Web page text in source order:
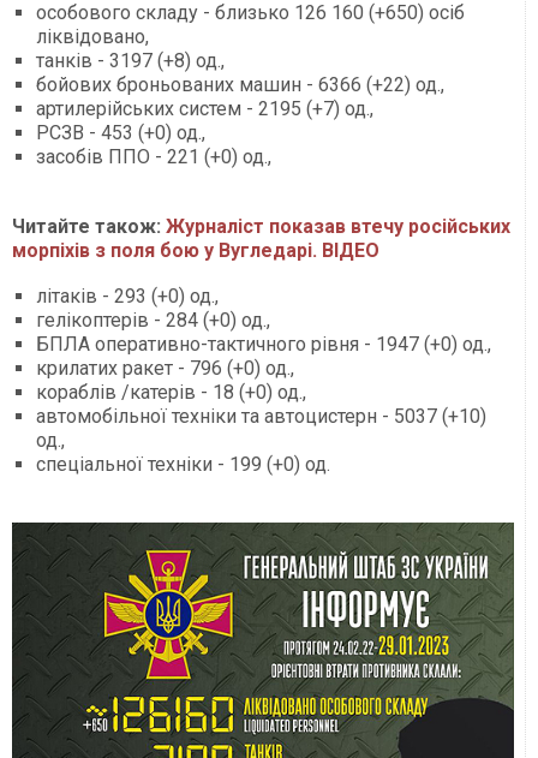
особового складу - близько 126 160 (+650) осіб
ліквідовано,
танків - 3197 (+8) од.,
бойових броньованих машин - 6366 (+22) од.,
артилерійських систем - 2195 (+7) од.,
РСЗВ - 453 (+0) од.,
засобів ППО - 221 (+0) од.,
Читайте також: Журналіст показав втечу російських
морпіхів з поля бою у Вугледарі. ВІДЕО
літаків - 293 (+0) од.,
гелікоптерів - 284 (+0) од.,
БПЛА оперативно-тактичного рівня - 1947 (+0) од.,
крилатих ракет - 796 (+0) од.,
кораблів /катерів - 18 (+0) од.,
автомобільної техніки та автоцистерн - 5037 (+10)
од.,
спеціальної техніки - 199 (+0) од.